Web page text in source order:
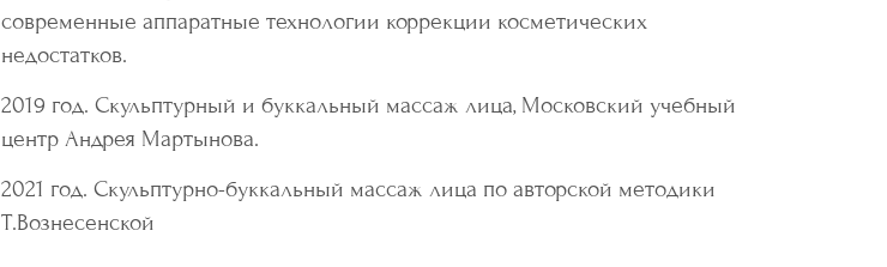
современные аппаратные технологии коррекции косметических
недостатков.
2019 год. Скульптурный и буккальный массаж лица, Московский учебный
центр Андрея Мартынова.
2021 год. Скульптурно-буккальный массаж лица по авторской методики
Т.Вознесенской